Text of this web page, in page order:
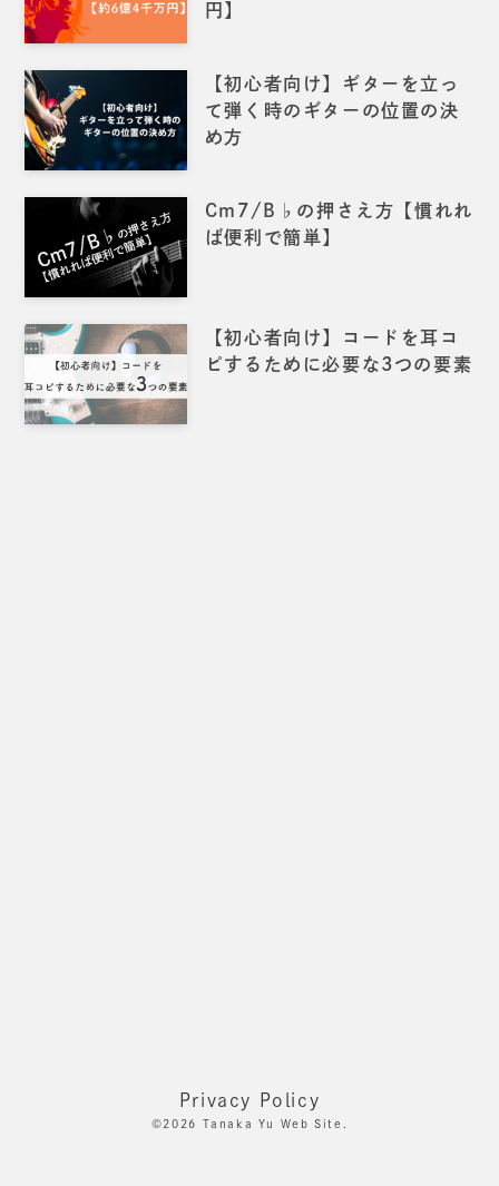
円】
【初心者向け】ギターを立っ
て弾く時のギターの位置の決
め方
Cm7/B♭の押さえ方【慣れれ
ば便利で簡単】
【初心者向け】コードを耳コ
ピするために必要な3つの要素
Privacy Policy
©2026 Tanaka Yu Web Site.